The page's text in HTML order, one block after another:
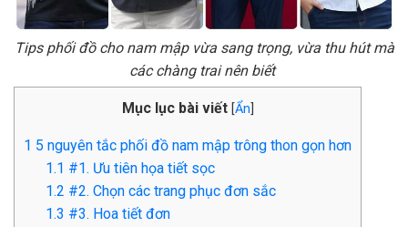
Tips phối đồ cho nam mập vừa sang trọng, vừa thu hút mà
các chàng trai nên biết
Mục lục bài viết [Ẩn
1 5 nguyên tắc phối đồ nam mập trông thon gọn hơn
1.1 #1. Ưu tiên họa tiết sọc
1.2 #2. Chọn các trang phục đơn sắc
1.3 #3. Hoa tiết đơn